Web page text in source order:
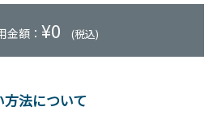
金額： ¥0 (税込)
法について